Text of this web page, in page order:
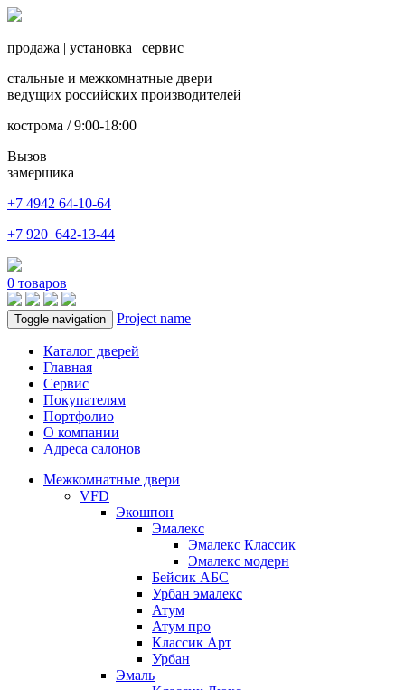
продажа | установка | сервис
стальные и межкомнатные двери
ведущих российских производителей
кострома / 9:00-18:00
Вызов
замерщика
+7 4942 64-10-64
+7 920 642-13-44
0 товаров
Toggle navigation Project name
Каталог дверей
Главная
Сервис
Покупателям
Портфолио
О компании
Адреса салонов
Межкомнатные двери
VFD
Экошпон
Эмалекс
Эмалекс Классик
Эмалекс модерн
Бейсик АБС
Урбан эмалекс
Атум
Атум про
Классик Арт
Урбан
Эмаль